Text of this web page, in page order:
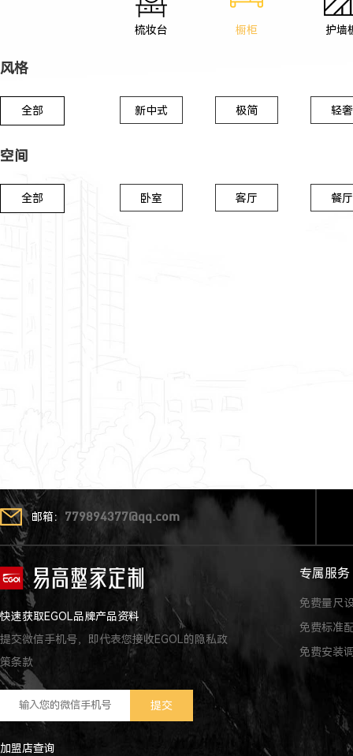
梳妆台 橱柜 护墙
风格
全部 新中式 极简 轻奢
空间
全部 卧室 客厅 餐厅
邮箱： 779894377@qq.com
快速获取EGOL品牌产品资料
提交微信手机号，即代表您接收EGOL的隐私政
策条款
加盟店查询
专属服务
免费量尺
免费标准
免费安装